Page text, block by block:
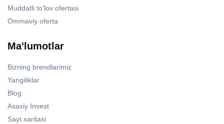
Muddatli to'lov ofertasi
Ommaviy oferta
Ma'lumotlar
Bizning brendlarimiz
Yangiliklar
Blog
Asaxiy Invest
Sayt xaritasi